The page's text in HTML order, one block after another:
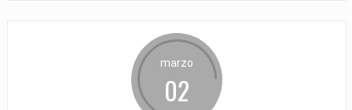
marzo
02